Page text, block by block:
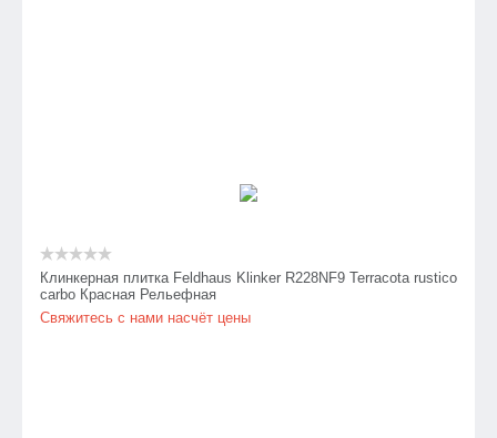
Клинкерная плитка Feldhaus Klinker R228NF9 Terracota rustico
carbo Красная Рельефная
Свяжитесь с нами насчёт цены